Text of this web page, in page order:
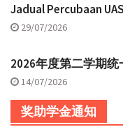
Jadual Percubaan UAS
29/07/2026
2026年度第二学期
14/07/2026
奖助学金通知